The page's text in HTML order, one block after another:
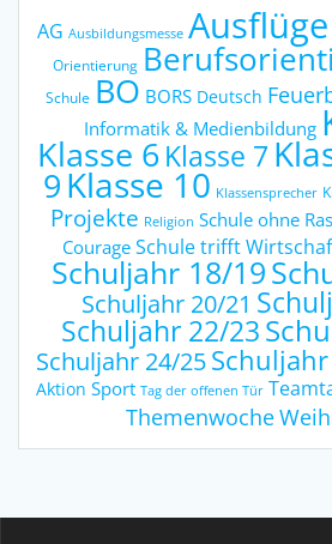
AG Ausbildungsmesse Ausflüge
Orientierung
Schule BO BORS Deutsch
Informatik & Medienbildung
Klasse 6Klasse 7
9Klasse 10 Klassensprecher
Projekte Religion Schule ohne
Courage Schule trifft
Schuljahr 18/19
Schuljahr 20/21
Schuljahr 22/23
Schuljahr 24/25
Aktion Sport Tag der offenen Tür
Themenwoche